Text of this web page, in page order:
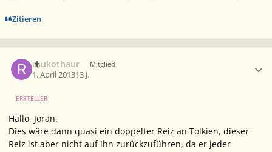
Zitieren
raukothaur Mitglied
1. April 201313 J.
ERSTELLER
Hallo, Joran.
Dies wäre dann quasi ein doppelter Reiz an Tolkien, dieser
Reiz ist aber nicht auf ihn zurückzuführen, da er jeder